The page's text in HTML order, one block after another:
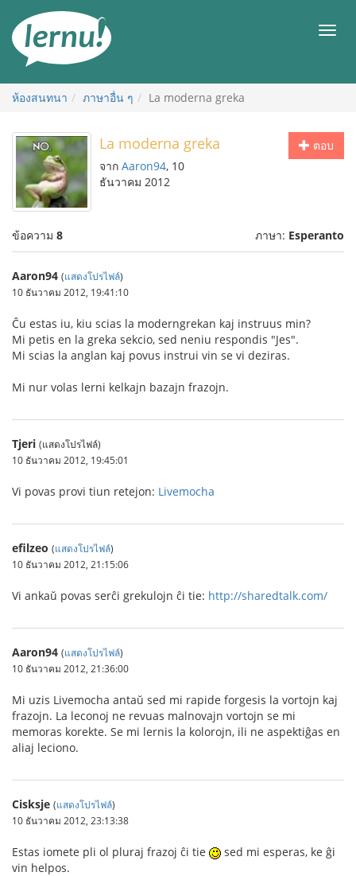
สารบัญ
เมนู
ห้องสนทนา ภาษาอื่น ๆ La moderna greka
ตอบ
La moderna greka
จาก Aaron94, 10
ธันวาคม 2012
ข้อความ 8 ภาษา: Esperanto
Aaron94 (แสดงโปรไฟล์)
10 ธันวาคม 2012, 19:41:10
Ĉu estas iu, kiu scias la moderngrekan kaj instruus min?
Mi petis en la greka sekcio, sed neniu respondis "Jes".
Mi scias la anglan kaj povus instrui vin se vi deziras.
Mi nur volas lerni kelkajn bazajn frazojn.
Tjeri (แสดงโปรไฟล์)
10 ธันวาคม 2012, 19:45:01
Vi povas provi tiun retejon: Livemocha
efilzeo (แสดงโปรไฟล์)
10 ธันวาคม 2012, 21:15:06
Vi ankaŭ povas serĉi grekulojn ĉi tie: http://sharedtalk.com/
Aaron94 (แสดงโปรไฟล์)
10 ธันวาคม 2012, 21:36:00
Mi uzis Livemocha antaŭ sed mi rapide forgesis la vortojn kaj
frazojn. La leconoj ne revuas malnovajn vortojn se mi
memoras korekte. Se mi lernis la kolorojn, ili ne aspektiĝas en
aliaj leciono.
Cisksje (แสดงโปรไฟล์)
10 ธันวาคม 2012, 23:13:38
Estas iomete pli ol pluraj frazoj ĉi tie
sed mi esperas, ke ĝi
vin helpos.